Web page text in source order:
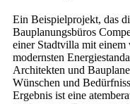
Ein Beispielprojekt, das
Bauplanungsbüros
einer Stadtvilla mit einem
modernsten
Architekten und
Wünschen und
Ergebnis ist eine